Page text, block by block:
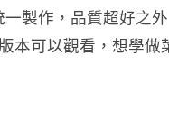
製作，品質超好之
本可以觀看，想學做